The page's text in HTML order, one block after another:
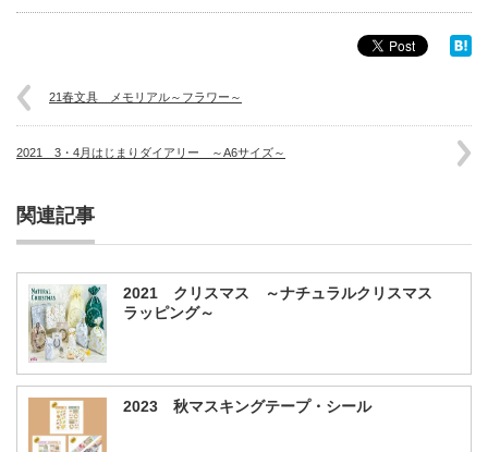
21春文具 メモリアル～フラワー～
2021 3・4月はじまりダイアリー ～A6サイズ～
関連記事
2021 クリスマス ～ナチュラルクリスマス
ラッピング～
2023 秋マスキングテープ・シール